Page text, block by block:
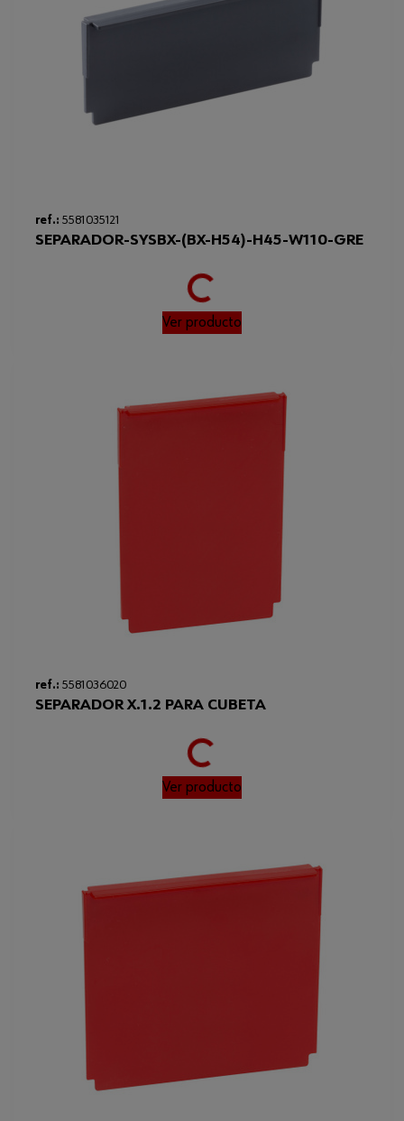
ref.: 5581035121
SEPARADOR-SYSBX-(BX-H54)-H45-W110-GRE
Loading...
Ver producto
ref.: 5581036020
SEPARADOR X.1.2 PARA CUBETA
Loading...
Ver producto